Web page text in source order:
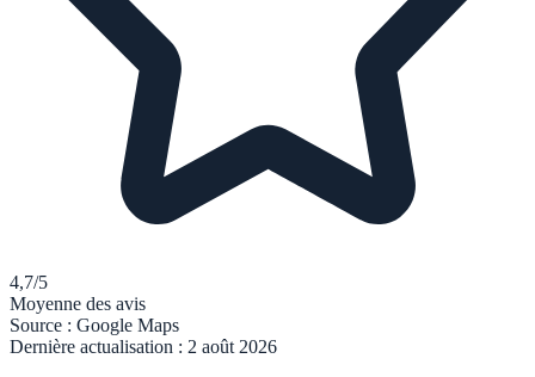
4,7/5
Moyenne des avis
Source : Google Maps
Dernière actualisation : 2 août 2026